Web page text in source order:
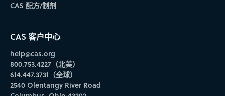
CAS 配方/制剂
CAS 客户中心
help@cas.org
800.753.4227（北美）
614.447.3731（全球）
2540 Olentangy River Road